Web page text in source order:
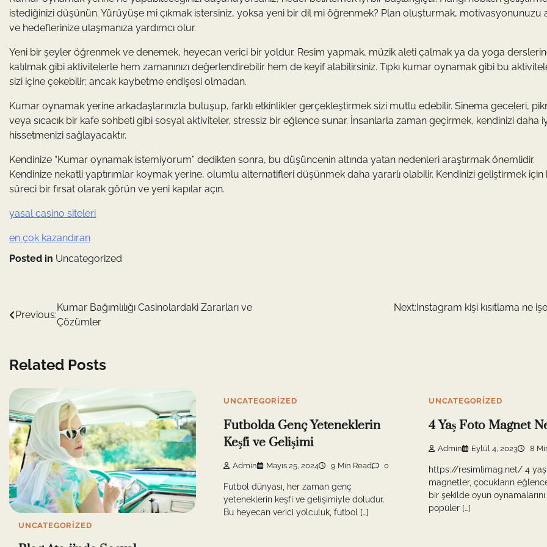
istediğinizi düşünün. Yürüyüşe mi çıkmak istersiniz, yoksa yeni bir dil mi öğrenmek? Plan oluşturmak, motivasyonunuzu
ve hedeflerinize ulaşmanıza yardımcı olur.
Yeni bir şeyler öğrenmek ve denemek, heyecan verici bir yoldur. Resim yapmak, müzik aleti çalmak ya da yoga
katılmak gibi aktivitelerle hem zamanınızı değerlendirebilir hem de keyif alabilirsiniz. Tıpkı kumar oynamak gibi bu
sizi içine çekebilir; ancak kaybetme endişesi olmadan.
Kumar oynamak yerine arkadaşlarınızla buluşup, farklı etkinlikler gerçekleştirmek sizi mutlu edebilir. Sinema geceleri,
veya sıcacık bir kafe sohbeti gibi sosyal aktiviteler, stressiz bir eğlence sunar. İnsanlarla zaman geçirmek, kendinizi daha
hissetmenizi sağlayacaktır.
Kendinize “Kumar oynamak istemiyorum” dedikten sonra, bu düşüncenin altında yatan nedenleri araştırmak önemlidir.
Kendinize nekatli yaptırımlar koymak yerine, olumlu alternatifleri düşünmek daha yararlı olabilir. Kendinizi geliştirmek için
süreci bir fırsat olarak görün ve yeni kapılar açın.
yasal casino siteleri
en çok kazandıran
Posted in Uncategorized
Yazı
gezinmesi
Previous:
Kumar Bağımlılığı Casinolardaki Zararları ve
Çözümler
Next:Instagram kişi kısıtlama ne
Related Posts
UNCATEGORIZED
UNCATEGORIZED
Futbolda Genç Yeteneklerin
Keşfi ve Gelişimi
Admin Mayıs 25, 2024 9 Min Read 0
Futbol dünyası, her zaman genç
yeteneklerin keşfi ve gelişimiyle doludur.
Bu heyecan verici yolculuk, futbol […]
UNCATEGORIZED
4 Yaş Foto Magnet
Admin Eylül 4, 2023 8
https://resimlimag.net/ 4
magnetler, çocukların
bir şekilde oyun
popüler […]